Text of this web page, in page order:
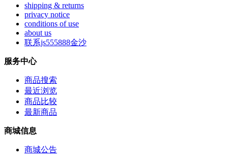
shipping & returns
privacy notice
conditions of use
about us
联系js555888金沙
服务中心
商品搜索
最近浏览
商品比较
最新商品
商城信息
商城公告